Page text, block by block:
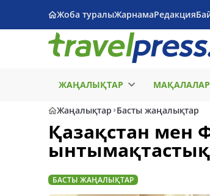
Жоба туралыЖарнамаРедакция
ЖАҢАЛЫҚТАР МАҚАЛАЛАР
Жаңалықтар Басты жаңалықтар
Қазақстан мен
БАСТЫ ЖАҢАЛЫҚТАР